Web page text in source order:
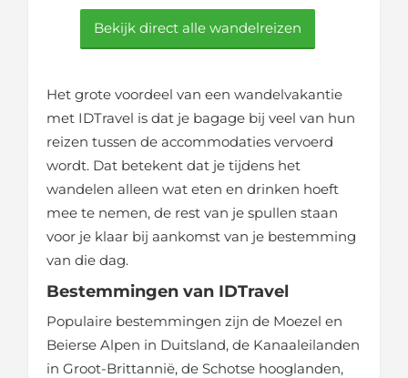
Bekijk direct alle wandelreizen
Het grote voordeel van een wandelvakantie
met IDTravel is dat je bagage bij veel van hun
reizen tussen de accommodaties vervoerd
wordt. Dat betekent dat je tijdens het
wandelen alleen wat eten en drinken hoeft
mee te nemen, de rest van je spullen staan
voor je klaar bij aankomst van je bestemming
van die dag.
Bestemmingen van IDTravel
Populaire bestemmingen zijn de Moezel en
Beierse Alpen in Duitsland, de Kanaaleilanden
in Groot-Brittannië, de Schotse hooglanden,